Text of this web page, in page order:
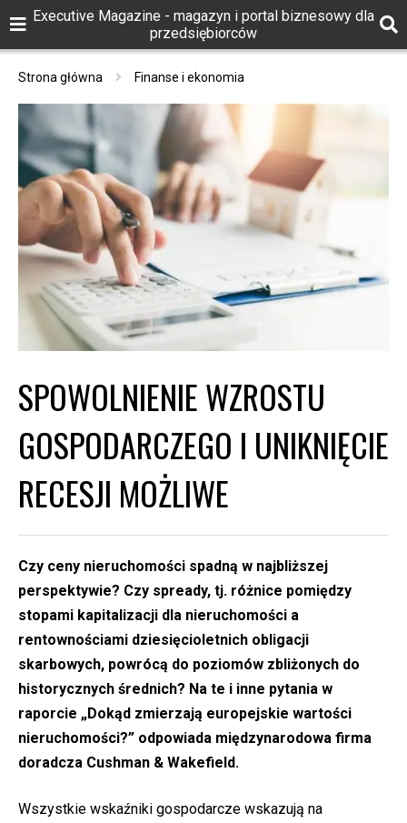
Executive Magazine - magazyn i portal biznesowy dla
przedsiębiorców
Strona główna Finanse i ekonomia
SPOWOLNIENIE WZROSTU
GOSPODARCZEGO I UNIKNIĘCIE
RECESJI MOŻLIWE
Czy ceny nieruchomości spadną w najbliższej
perspektywie? Czy spready, tj. różnice pomiędzy
stopami kapitalizacji dla nieruchomości a
rentownościami dziesięcioletnich obligacji
skarbowych, powrócą do poziomów zbliżonych do
historycznych średnich? Na te i inne pytania w
raporcie „Dokąd zmierzają europejskie wartości
nieruchomości?” odpowiada międzynarodowa firma
doradcza Cushman & Wakefield.
Wszystkie wskaźniki gospodarcze wskazują na